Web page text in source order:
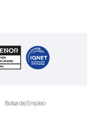
Bolsa de Empleo